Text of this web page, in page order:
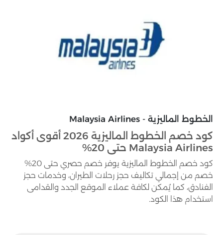
الخطوط الماليزية - Malaysia Airlines
كود خصم الخطوط الماليزية 2026 أقوى أكواد
Malaysia Airlines حتى 20%
كود خصم الخطوط الماليزية يوفر خصم حصري حتى 20%
خصم من إجمالي تكاليف حجز رحلات الطيران، وخدمات حجز
الفنادق، كما يُمكن لكافة عملاء الموقع الجدد والقدامى
استخدام هذا الكود.